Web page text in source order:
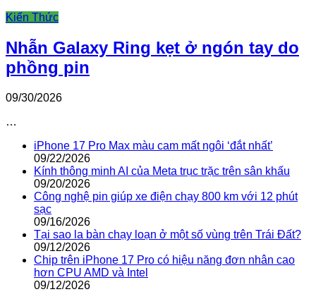
Kiến Thức
Nhẫn Galaxy Ring kẹt ở ngón tay do
phồng pin
09/30/2026
…
iPhone 17 Pro Max màu cam mất ngôi ‘đắt nhất’
09/22/2026
Kính thông minh AI của Meta trục trặc trên sân khấu
09/20/2026
Công nghệ pin giúp xe điện chạy 800 km với 12 phút
sạc
09/16/2026
Tại sao la bàn chạy loạn ở một số vùng trên Trái Đất?
09/12/2026
Chip trên iPhone 17 Pro có hiệu năng đơn nhân cao
hơn CPU AMD và Intel
09/12/2026